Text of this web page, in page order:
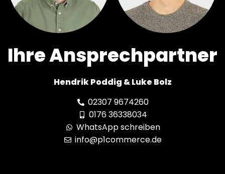
Ihre Ansprechpartner
Hendrik Poddig & Luke Bolz
02307 9674260
0176 36338034
WhatsApp schreiben
info@p1commerce.de